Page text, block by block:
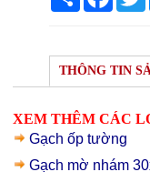
THÔNG TIN
XEM THÊM CÁC
Gạch ốp tường
Gạch mờ nhám